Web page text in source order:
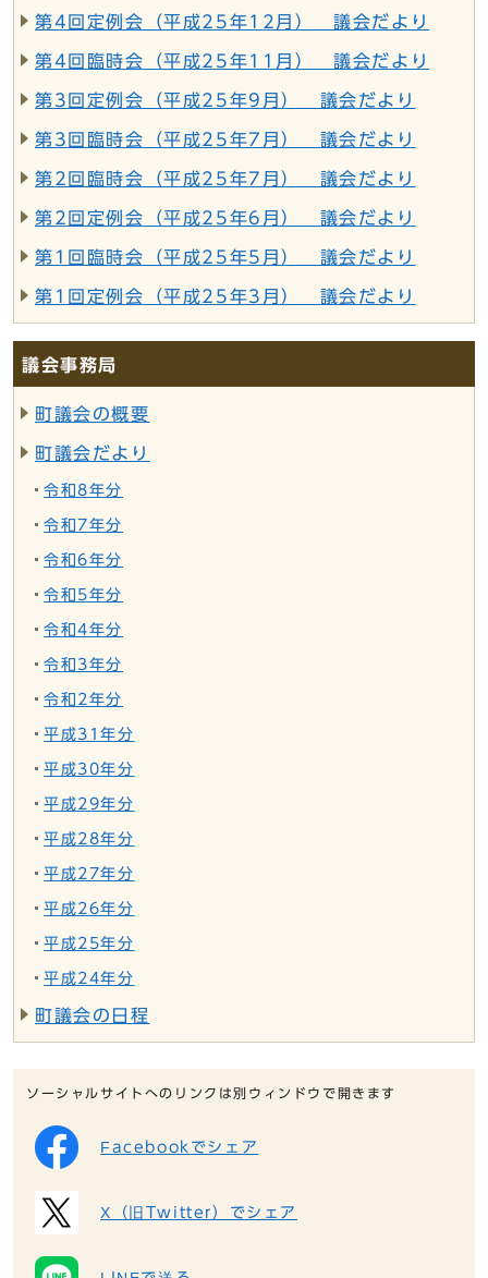
第4回定例会（平成25年12月） 議会だより
第4回臨時会（平成25年11月） 議会だより
第3回定例会（平成25年9月） 議会だより
第3回臨時会（平成25年7月） 議会だより
第2回臨時会（平成25年7月） 議会だより
第2回定例会（平成25年6月） 議会だより
第1回臨時会（平成25年5月） 議会だより
第1回定例会（平成25年3月） 議会だより
議会事務局
町議会の概要
町議会だより
令和8年分
令和7年分
令和6年分
令和5年分
令和4年分
令和3年分
令和2年分
平成31年分
平成30年分
平成29年分
平成28年分
平成27年分
平成26年分
平成25年分
平成24年分
町議会の日程
ソーシャルサイトへのリンクは別ウィンドウで開きます
Facebookでシェア
X（旧Twitter）でシェア